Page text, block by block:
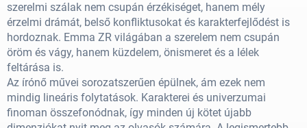
szerelmi szálak nem csupán érzékiséget, hanem mély
érzelmi drámát, belső konfliktusokat és karakterfejlődést is
hordoznak. Emma ZR világában a szerelem nem csupán
öröm és vágy, hanem küzdelem, önismeret és a lélek
feltárása is.
Az írónő művei sorozatszerűen épülnek, ám ezek nem
mindig lineáris folytatások. Karakterei és univerzumai
finoman összefonódnak, így minden új kötet újabb